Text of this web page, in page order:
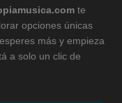
te
opciones únicas
más y empieza
a solo un clic de